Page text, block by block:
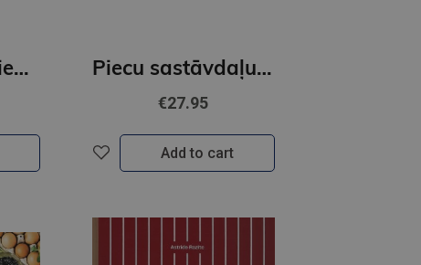
Našķoties un ciemoties Piecu sastāvdaļu maltītes
€27.95
Add to cart